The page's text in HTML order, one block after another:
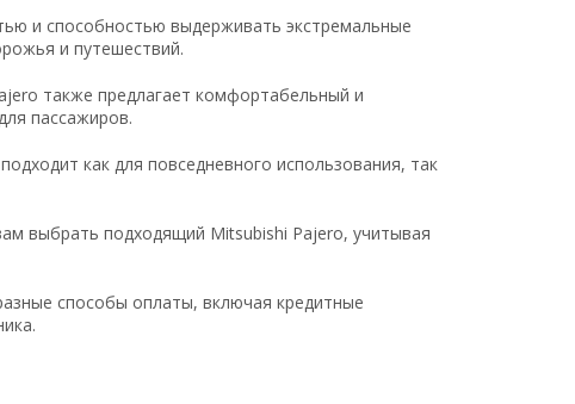
и способностью выдерживать экстремальные
и путешествий.
также предлагает комфортабельный и
пассажиров.
как для повседневного использования, так
выбрать подходящий Mitsubishi Pajero, учитывая
способы оплаты, включая кредитные